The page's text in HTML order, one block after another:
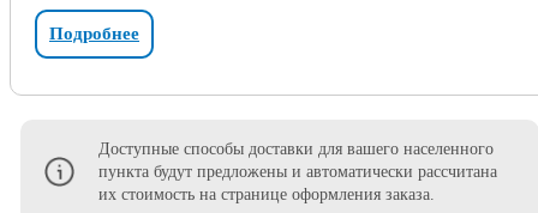
Подробнее
Доступные способы доставки для вашего населенного
пункта будут предложены и автоматически рассчитана
их стоимость на странице оформления заказа.